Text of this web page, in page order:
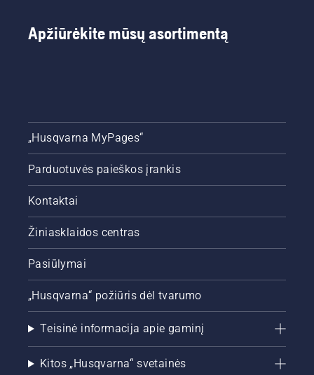
Apžiūrėkite mūsų asortimentą
„Husqvarna MyPages“
Parduotuvės paieškos įrankis
Kontaktai
Žiniasklaidos centras
Pasiūlymai
„Husqvarna“ požiūris dėl tvarumo
Teisinė informacija apie gaminį
Kitos „Husqvarna“ svetainės